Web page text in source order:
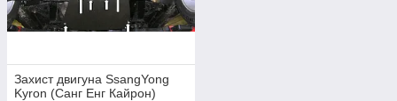
Захист двигуна ЅѕаngYong
Kyron (Санг Енг Кайрон)